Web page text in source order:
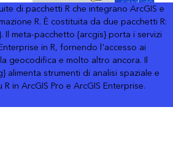
di pacchetti R che integrano ArcGIS e
R. È costituita da due pacchetti R:
Il meta-pacchetto {arcgis} porta i servizi
in R, fornendo l'accesso ai
geocodifica e molto altro ancora. Il
alimenta strumenti di analisi spaziale e
in ArcGIS Pro e ArcGIS Enterprise.